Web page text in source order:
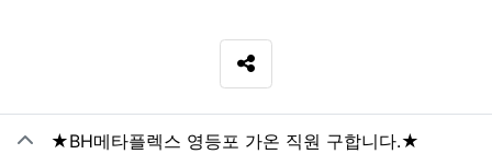
SNS 공유
관련자료
★BH메타플렉스 영등포 가온 직원 구합니다.★